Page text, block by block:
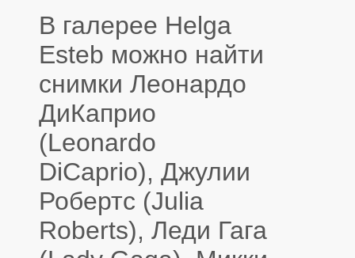
В галерее Helga
Esteb можно найти
снимки Леонардо
ДиКаприо
(Leonardo
DiCaprio), Джулии
Робертс (Julia
Roberts), Леди Гага